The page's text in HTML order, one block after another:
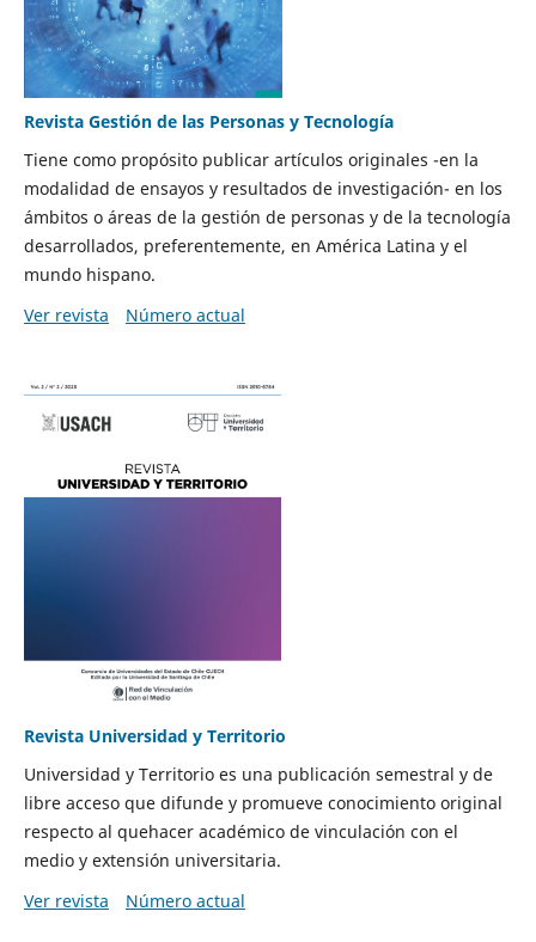
Revista Gestión de las Personas y Tecnología
Tiene como propósito publicar artículos originales -en la
modalidad de ensayos y resultados de investigación- en los
ámbitos o áreas de la gestión de personas y de la tecnología
desarrollados, preferentemente, en América Latina y el
mundo hispano.
Ver revista
Número actual
Revista Universidad y Territorio
Universidad y Territorio es una publicación semestral y de
libre acceso que difunde y promueve conocimiento original
respecto al quehacer académico de vinculación con el
medio y extensión universitaria.
Ver revista
Número actual